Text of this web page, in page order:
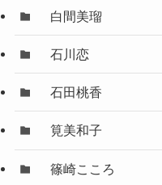
白間美瑠
石川恋
石田桃香
筧美和子
篠崎こころ